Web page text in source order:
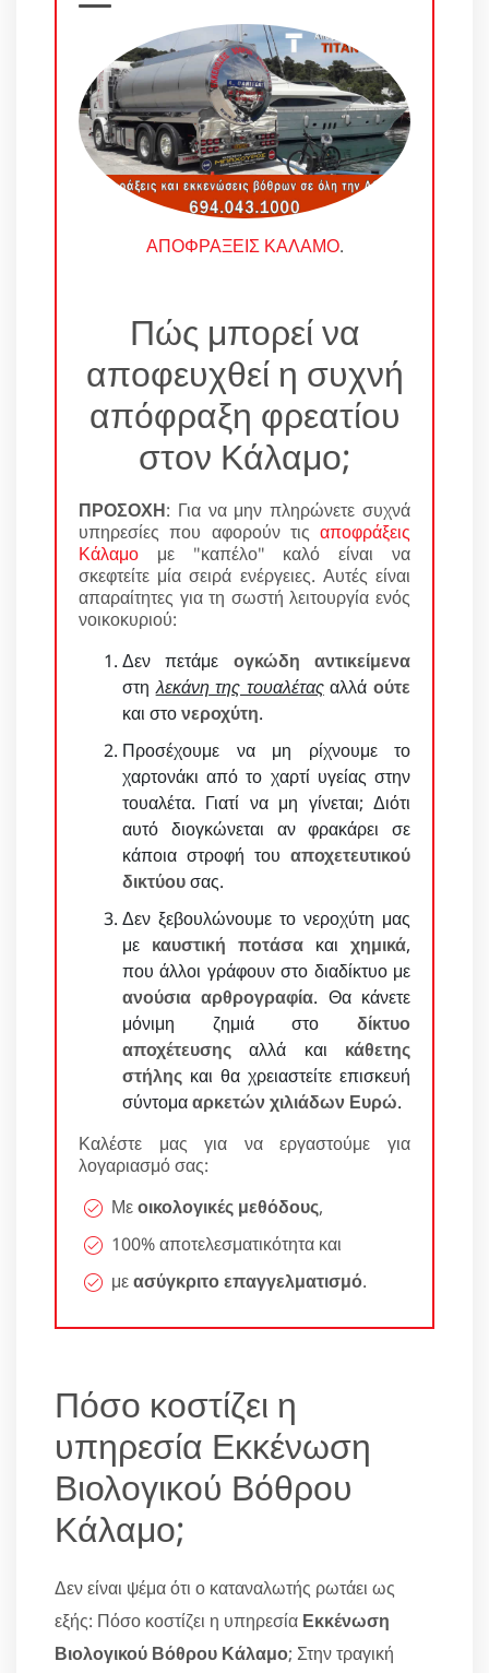
ΑΠΟΦΡΑΞΕΙΣ ΚΑΛΑΜΟ.
Πώς μπορεί να
αποφευχθεί η συχνή
απόφραξη φρεατίου
στον Κάλαμο;
ΠΡΟΣΟΧΗ: Για να μην πληρώνετε συχνά
υπηρεσίες που αφορούν τις αποφράξεις
Κάλαμο με "καπέλο" καλό είναι να
σκεφτείτε μία σειρά ενέργειες. Αυτές είναι
απαραίτητες για τη σωστή λειτουργία ενός
νοικοκυριού:
Δεν πετάμε ογκώδη αντικείμενα
στηλεκάνη της τουαλέταςαλλάούτε
και στονεροχύτη.
Προσέχουμε να μη ρίχνουμε το
χαρτονάκι από το χαρτί υγείας στην
τουαλέτα. Γιατί να μη γίνεται; Διότι
αυτό διογκώνεται αν φρακάρει σε
κάποια στροφή του αποχετευτικού
δικτύουσας.
Δεν ξεβουλώνουμε το νεροχύτη μας
με καυστική ποτάσα και χημικά,
που άλλοι γράφουν στο διαδίκτυο με
ανούσια αρθρογραφία. Θα κάνετε
μόνιμη ζημιά στο δίκτυο
αποχέτευσης αλλά και κάθετης
στήλης και θα χρειαστείτε επισκευή
σύντομααρκετών χιλιάδων Ευρώ.
Καλέστε μας για να εργαστούμε για
λογαριασμό σας:
Μεοικολογικές μεθόδους,
100% αποτελεσματικότητα και
μεασύγκριτο επαγγελματισμό.
Πόσο κοστίζει η
υπηρεσία Εκκένωση
Βιολογικού Βόθρου
Κάλαμο;
Δεν είναι ψέμα ότι ο καταναλωτής ρωτάει ως
εξής: Πόσο κοστίζει η υπηρεσία Εκκένωση
Βιολογικού Βόθρου Κάλαμο; Στην τραγική